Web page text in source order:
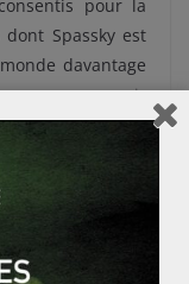
pour la
Spassky est
davantage
en un pouvoir
de contraintes
et dont
serait le
et de plusieurs